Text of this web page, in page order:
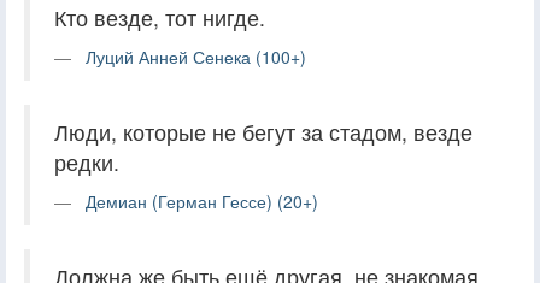
Кто везде, тот нигде.
Луций Анней Сенека (100+)
Люди, которые не бегут за стадом, везде
редки.
Демиан (Герман Гессе) (20+)
Должна же быть ещё другая, не знакомая